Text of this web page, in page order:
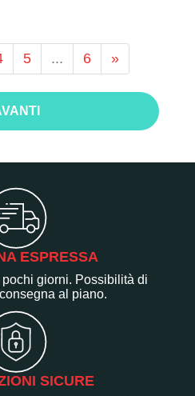
5 ... 6 »
ESPRESSA
giorni. Possibilità di
al piano.
SICURE